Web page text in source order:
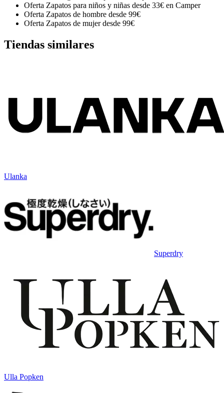
Oferta Zapatos para niños y niñas desde 33€ en Camper
Oferta Zapatos de hombre desde 99€
Oferta Zapatos de mujer desde 99€
Tiendas similares
Ulanka
Superdry
Ulla Popken